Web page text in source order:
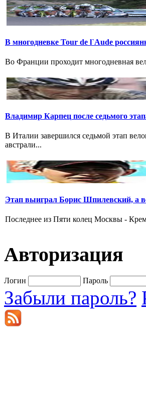
В многодневке Tour de l`Aude
Во Франции проходит многодневная
Владимир Карпец после седьмого
В Италии завершился седьмой этап
австрали...
Этап выиграл Борис Шпилевский, а
Последнее из Пяти колец Москвы -
Авторизация
Логин Пароль
Забыли пароль?